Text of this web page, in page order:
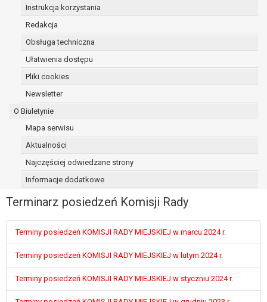
Instrukcja korzystania
Redakcja
Obsługa techniczna
Ułatwienia dostępu
Pliki cookies
Newsletter
O Biuletynie
Mapa serwisu
Aktualności
Najczęściej odwiedzane strony
Informacje dodatkowe
Terminarz posiedzeń Komisji Rady
Terminy posiedzeń KOMISJI RADY MIEJSKIEJ w marcu 2024 r.
Terminy posiedzeń KOMISJI RADY MIEJSKIEJ w lutym 2024 r.
Terminy posiedzeń KOMISJI RADY MIEJSKIEJ w styczniu 2024 r.
której dane dotyczą, potrzebuje ich do
ustalenia, obrony lub dochodzenia
roszczeń,
osoba, której dane dotyczą, wniosła
sprzeciw wobec przetwarzania
danych - do czasu ustalenia czy
prawnie uzasadnione podstawy po
podstawie art. 20 RODO, w przypadku gdy
przetwarzanie danych odbywa się na
której dane dotyczą lub na podstawie
zgody wyrażonej przez tą osobę,
zautomatyzowany;
danych na podstawie art. 21 RODO, wobec
przetwarzania danych osobowych, którego
podstawą prawną jest:
niezbędność przetwarzania do